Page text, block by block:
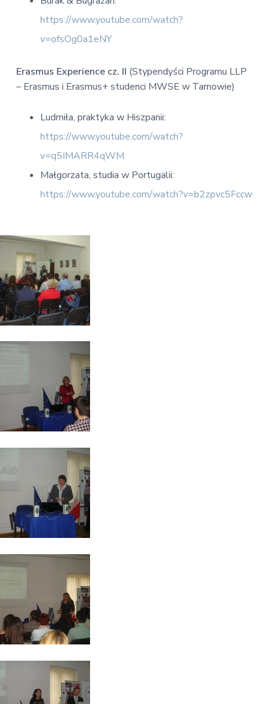
https://www.youtube.com/watch?
v=ofsOg0a1eNY
Erasmus Experience cz. II (Stypendyści Programu LLP
– Erasmus i Erasmus+ studenci MWSE w Tarnowie)
Ludmiła, praktyka w Hiszpanii:
https://www.youtube.com/watch?
v=q5IMARR4qWM
Małgorzata, studia w Portugalii:
https://www.youtube.com/watch?v=b2zpvc5Fccw